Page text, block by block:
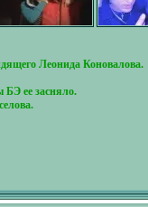
Леонида Коновалова.
БЭ ее засняло.